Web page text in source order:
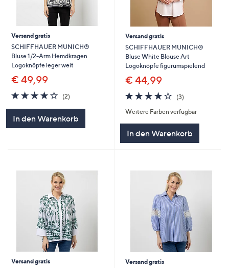
Versand gratis
SCHIFFHAUER MUNICH®
Bluse 1/2-Arm Hemdkragen
Logoknöpfe leger weit
€ 49,99
4.0
von
(2)2
In den Warenkorb
Versand gratis
SCHIFFHAUER MUNICH®
Bluse White Blouse Art
Logoknöpfe figurumspielend
€ 44,99
4.0
von
5
(3)3
Weitere Farben verfügbar
In den Warenkorb
Versand gratis
Versand gratis